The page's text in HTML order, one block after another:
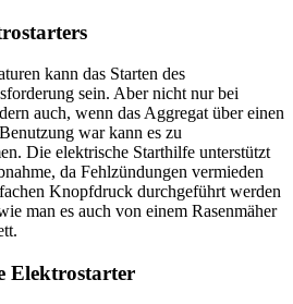
kann das Starten des
sein. Aber nicht nur bei
auch, wenn das Aggregat über einen
war kann es zu
Die elektrische Starthilfe unterstützt
da Fehlzündungen vermieden
Knopfdruck durchgeführt werden
man es auch von einem Rasenmäher
Elektrostarter